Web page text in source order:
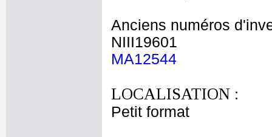
Anciens numéros
NIII19601
MA12544
LOCALISATION :
Petit format